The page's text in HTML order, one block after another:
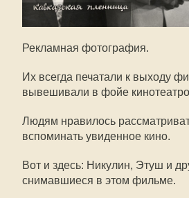
Рекламная фотография.
Их всегда печатали к выходу
вывешивали в фойе
Людям нравилось
вспоминать увиденное кино.
Вот и здесь: Никулин, Этуш и
снимавшиеся в этом фильме.